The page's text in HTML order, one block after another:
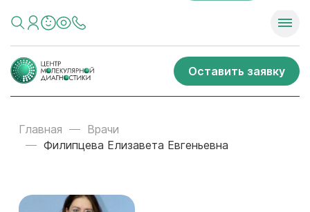
Оставить заявку
Главная
Врачи
Филипцева Елизавета Евгеньевна